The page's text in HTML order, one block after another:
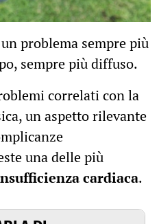
problema sempre più
sempre più diffuso.
correlati con la
un aspetto rilevante
una delle più
cardiaca.